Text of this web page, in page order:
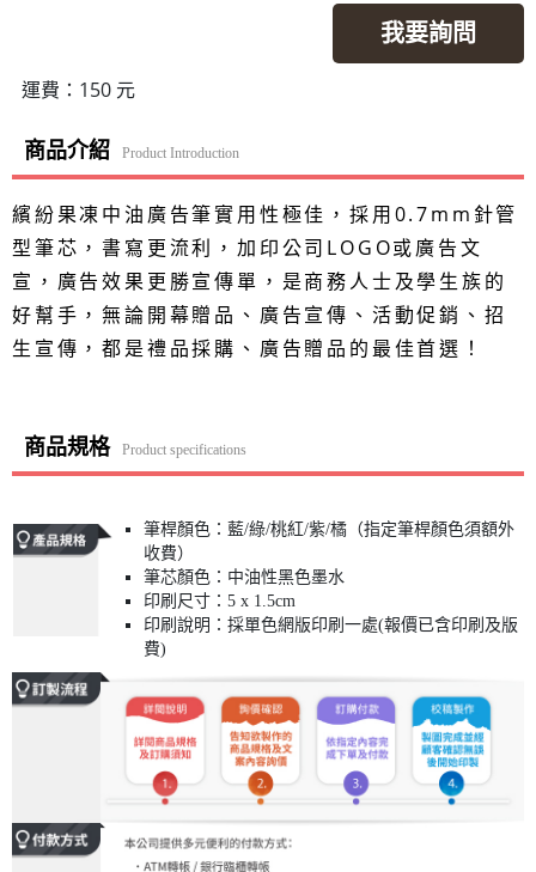
我要詢問
運費：150 元
商品介紹 Product Introduction
繽紛果凍中油廣告筆實用性極佳，採用0.7mm針管
型筆芯，書寫更流利，加印公司LOGO或廣告文
宣，廣告效果更勝宣傳單，是商務人士及學生族的
好幫手，無論開幕贈品、廣告宣傳、活動促銷、招
生宣傳，都是禮品採購、廣告贈品的最佳首選！
商品規格 Product specifications
筆桿顏色：藍/綠/桃紅/紫/橘（指定筆桿顏色須額外
收費）
筆芯顏色：中油性黑色墨水
印刷尺寸：5 x 1.5cm
印刷說明：採單色網版印刷一處(報價已含印刷及版
費)